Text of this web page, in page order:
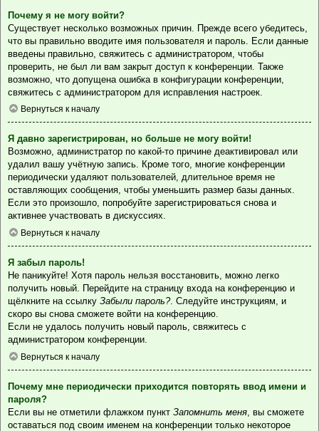
Почему я не могу войти?
Существует несколько возможных причин. Прежде всего убедитесь,
что вы правильно вводите имя пользователя и пароль. Если данные
введены правильно, свяжитесь с администратором, чтобы
проверить, не был ли вам закрыт доступ к конференции. Также
возможно, что допущена ошибка в конфигурации конференции,
свяжитесь с администратором для исправления настроек.
Вернуться к началу
Я давно зарегистрирован, но больше не могу войти!
Возможно, администратор по какой-то причине деактивировал или
удалил вашу учётную запись. Кроме того, многие конференции
периодически удаляют пользователей, длительное время не
оставляющих сообщения, чтобы уменьшить размер базы данных.
Если это произошло, попробуйте зарегистрироваться снова и
активнее участвовать в дискуссиях.
Вернуться к началу
Я забыл пароль!
Не паникуйте! Хотя пароль нельзя восстановить, можно легко
получить новый. Перейдите на страницу входа на конференцию и
щёлкните на ссылку Забыли пароль?. Следуйте инструкциям, и
скоро вы снова сможете войти на конференцию.
Если не удалось получить новый пароль, свяжитесь с
администратором конференции.
Вернуться к началу
Почему мне периодически приходится повторять ввод имени и
пароля?
Если вы не отметили флажком пункт Запомнить меня , вы сможете
оставаться под своим именем на конференции только некоторое